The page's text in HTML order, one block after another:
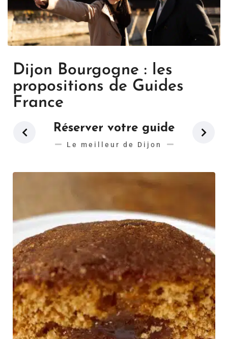
Dijon Bourgogne : les
propositions de Guides
France
Réserver votre guide
Le meilleur de Dijon